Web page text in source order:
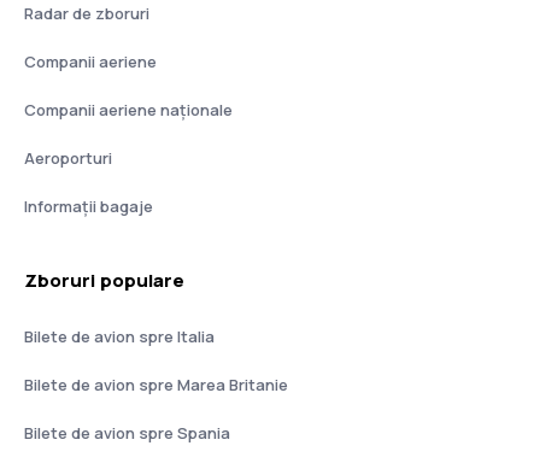
Radar de zboruri
Companii aeriene
Companii aeriene naţionale
Aeroporturi
Informații bagaje
Zboruri populare
Bilete de avion spre Italia
Bilete de avion spre Marea Britanie
Bilete de avion spre Spania